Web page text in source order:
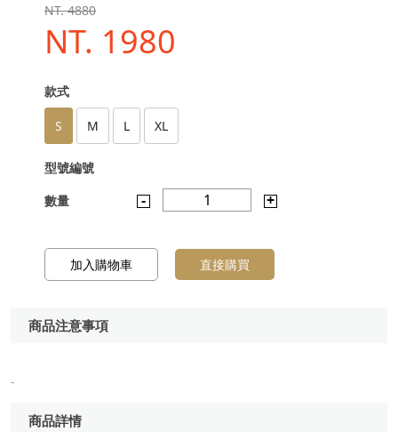
NT. 4880
NT. 1980
款式
S M L XL
型號編號
數量
- 1 +
加入購物車 直接購買
商品注意事項
-
商品詳情